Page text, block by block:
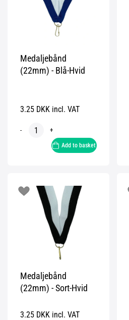
Medaljebånd
(22mm) - Blå-Hvid
3.25 DKK incl. VAT
- +
Add to basket
Medaljebånd
(22mm) - Sort-Hvid
3.25 DKK incl. VAT